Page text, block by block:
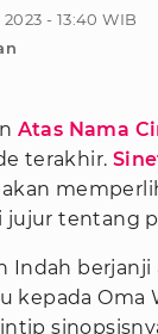
- 13:40 WIB
Atas Nama
terakhir.
jujur tentang
Indah berjanji
kepada Oma